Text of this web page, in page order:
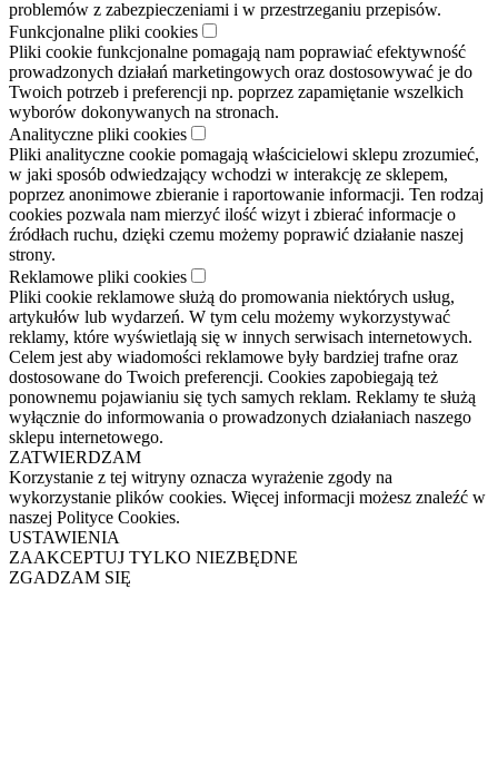
problemów z zabezpieczeniami i w przestrzeganiu przepisów.
Funkcjonalne pliki cookies
Pliki cookie funkcjonalne pomagają nam poprawiać efektywność
prowadzonych działań marketingowych oraz dostosowywać je do
Twoich potrzeb i preferencji np. poprzez zapamiętanie wszelkich
wyborów dokonywanych na stronach.
Analityczne pliki cookies
Pliki analityczne cookie pomagają właścicielowi sklepu zrozumieć,
w jaki sposób odwiedzający wchodzi w interakcję ze sklepem,
poprzez anonimowe zbieranie i raportowanie informacji. Ten rodzaj
cookies pozwala nam mierzyć ilość wizyt i zbierać informacje o
źródłach ruchu, dzięki czemu możemy poprawić działanie naszej
strony.
Reklamowe pliki cookies
Pliki cookie reklamowe służą do promowania niektórych usług,
artykułów lub wydarzeń. W tym celu możemy wykorzystywać
reklamy, które wyświetlają się w innych serwisach internetowych.
Celem jest aby wiadomości reklamowe były bardziej trafne oraz
dostosowane do Twoich preferencji. Cookies zapobiegają też
ponownemu pojawianiu się tych samych reklam. Reklamy te służą
wyłącznie do informowania o prowadzonych działaniach naszego
sklepu internetowego.
ZATWIERDZAM
Korzystanie z tej witryny oznacza wyrażenie zgody na
wykorzystanie plików cookies. Więcej informacji możesz znaleźć w
naszej Polityce Cookies.
USTAWIENIA
ZAAKCEPTUJ TYLKO NIEZBĘDNE
ZGADZAM SIĘ